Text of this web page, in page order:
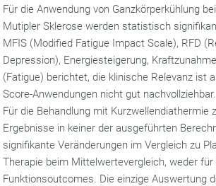
Für die Anwendung von Ganzkörperkühlung
Mutipler Sklerose werden statistisch
MFIS (Modified Fatigue Impact Scale), RFD
Depression), Energiesteigerung,
(Fatigue) berichtet, die klinische Relevanz ist
Score-Anwendungen nicht gut nachvollziehbar.
Für die Behandlung mit Kurzwellendiathermie
Ergebnisse in keiner der ausgeführten
signifikante Veränderungen im Vergleich zu
Therapie beim Mittelwertevergleich, weder
Funktionsoutcomes. Die einzige Auswertung